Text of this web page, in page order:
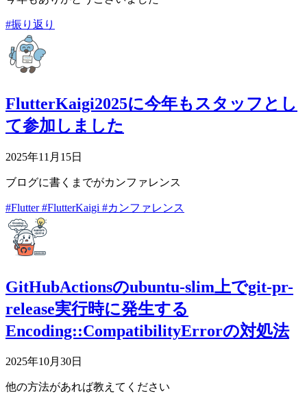
#振り返り
FlutterKaigi2025に今年もスタッフとし
て参加しました
2025年11月15日
ブログに書くまでがカンファレンス
#Flutter#FlutterKaigi #カンファレンス
GitHubActionsのubuntu-slim上でgit-pr-
release実行時に発生する
Encoding::CompatibilityErrorの対処法
2025年10月30日
他の方法があれば教えてください